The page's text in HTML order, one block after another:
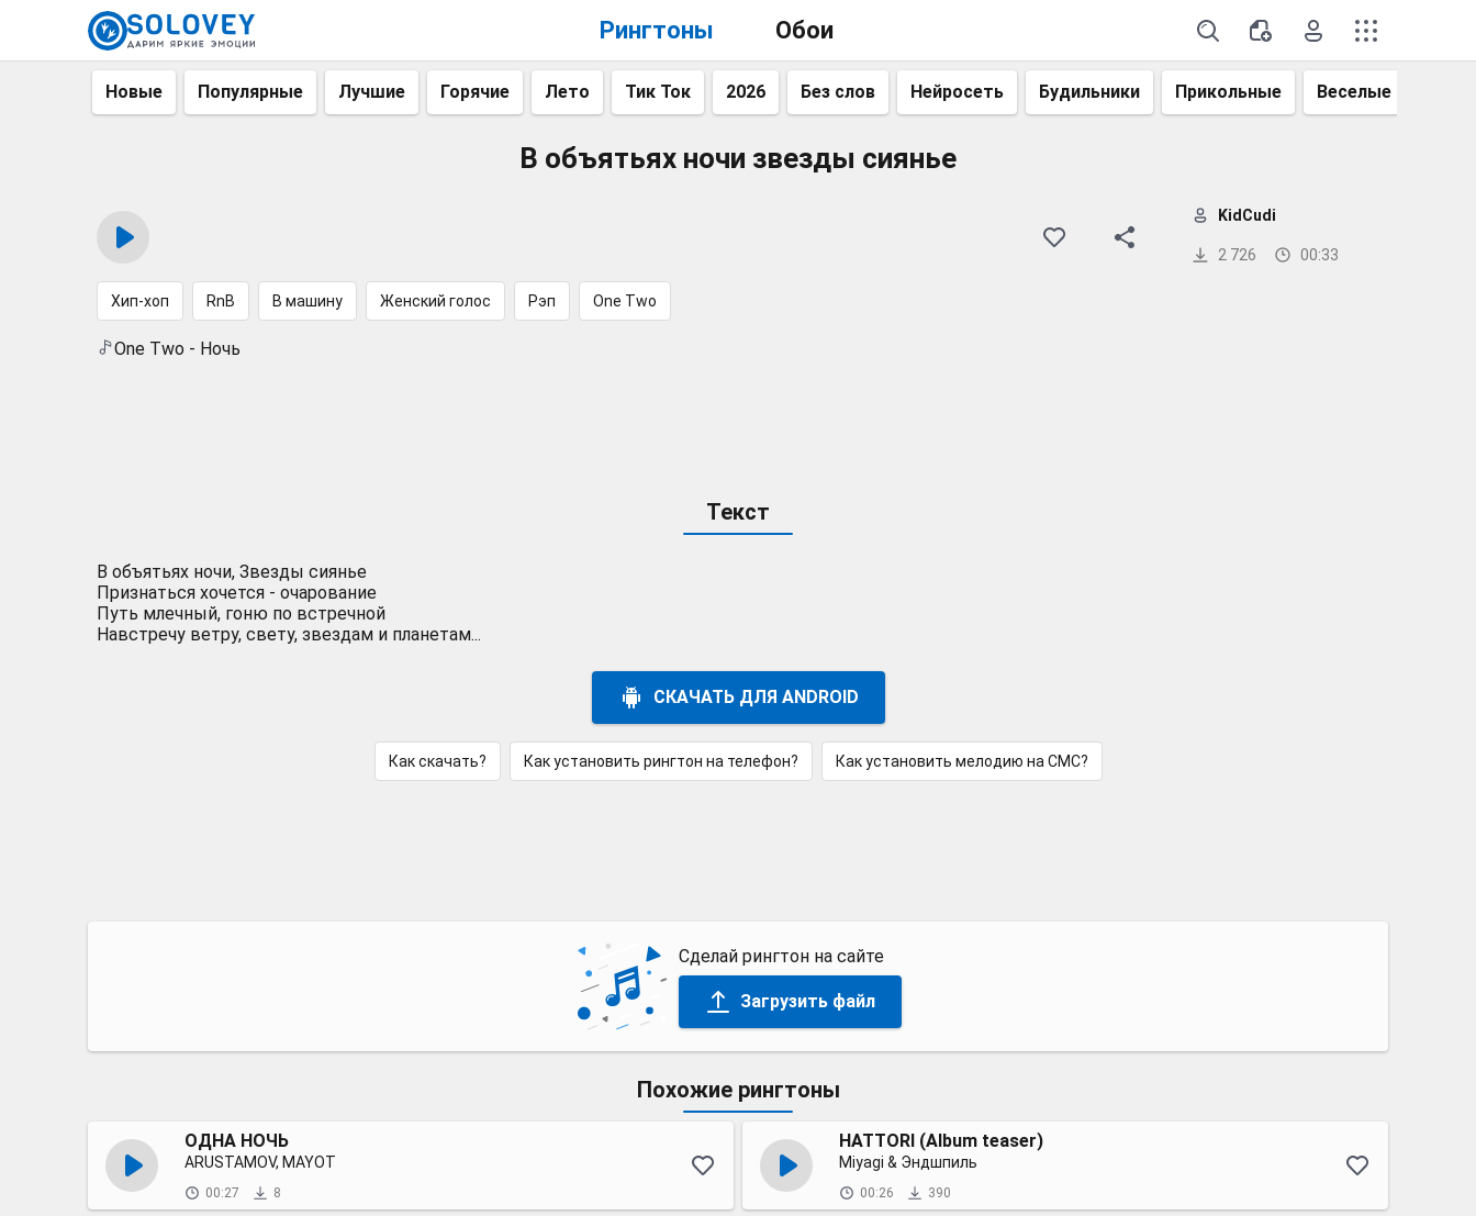
Рингтоны Обои
Новые Популярные Лучшие Горячие Лето Тик Ток 2026 Без слов Нейросеть Будильники Прикольные Веселые
В объятьях ночи звезды сиянье
2 726 00:33
KidCudi
Хип-хоп RnB В машину Женский голос Рэп One Two
One Two - Ночь
Текст
В объятьях ночи, Звезды сиянье
Признаться хочется - очарование
Путь млечный, гоню по встречной
Навстречу ветру, свету, звездам и планетам...
СКАЧАТЬ ДЛЯ ANDROID
Как скачать? Как установить рингтон на телефон? Как установить мелодию на СМС?
Сделай рингтон на сайте
Загрузить файл
Похожие рингтоны
ОДНА НОЧЬ
ARUSTAMOV, MAYOT
00:27 8
HATTORI (Album teaser)
Miyagi & Эндшпиль
00:26 390